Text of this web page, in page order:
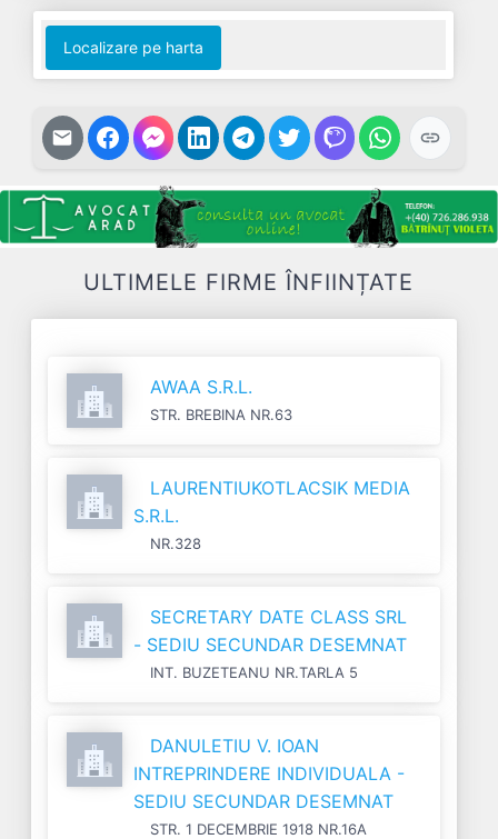
Localizare pe harta
ULTIMELE FIRME ÎNFIINȚATE
AWAA S.R.L.
STR. BREBINA NR.63
LAURENTIUKOTLACSIK MEDIA
S.R.L.
NR.328
SECRETARY DATE CLASS SRL
- SEDIU SECUNDAR DESEMNAT
INT. BUZETEANU NR.TARLA 5
DANULETIU V. IOAN
INTREPRINDERE INDIVIDUALA -
SEDIU SECUNDAR DESEMNAT
STR. 1 DECEMBRIE 1918 NR.16A